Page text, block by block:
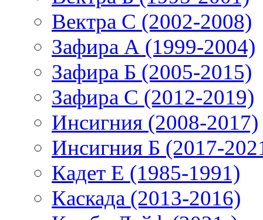
Вектра С (2002-2008)
Зафира А (1999-2004)
Зафира Б (2005-2015)
Зафира С (2012-2019)
Инсигния (2008-2017)
Инсигния Б (2017-
Кадет Е (1985-1991)
Каскада (2013-2016)